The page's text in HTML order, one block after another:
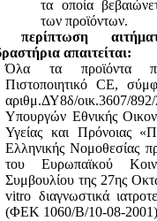
τα οποία
των προϊόντων.
περίπτωση
απαιτείται:
Όλα τα προϊόντα
Πιστοποιητικό CE,
αριθμ.ΔΥ8δ/οικ.3607/
Υπουργών Εθνικής
Υγείας και Πρόνοιας
Ελληνικής Νομοθεσίας
του Ευρωπαϊκού
Συμβουλίου της 27ης
vitro διαγνωστικά
(ΦΕΚ 1060/Β/10-08-